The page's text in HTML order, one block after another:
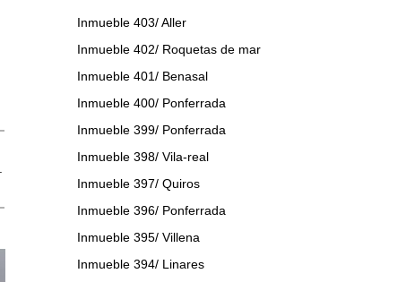
Inmueble 403/ Aller
Inmueble 402/ Roquetas de mar
Inmueble 401/ Benasal
Inmueble 400/ Ponferrada
Inmueble 399/ Ponferrada
Inmueble 398/ Vila-real
Inmueble 397/ Quiros
Inmueble 396/ Ponferrada
Inmueble 395/ Villena
Inmueble 394/ Linares